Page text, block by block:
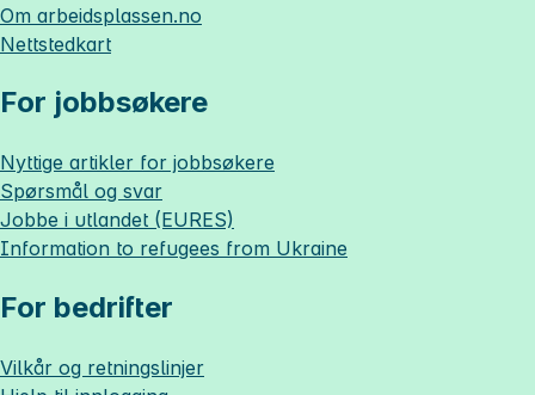
Om arbeidsplassen.no
Nettstedkart
For jobbsøkere
Nyttige artikler for jobbsøkere
Spørsmål og svar
Jobbe i utlandet (EURES)
Information to refugees from Ukraine
For bedrifter
Vilkår og retningslinjer